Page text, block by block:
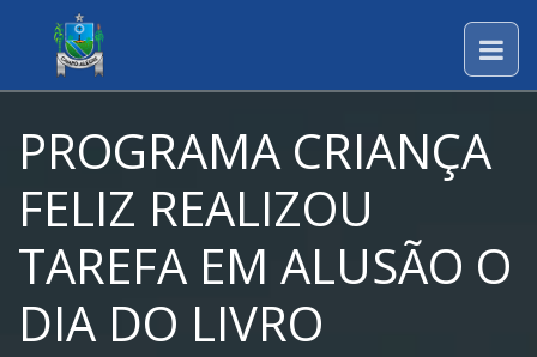
PROGRAMA CRIANÇA
FELIZ REALIZOU
TAREFA EM ALUSÃO O
DIA DO LIVRO